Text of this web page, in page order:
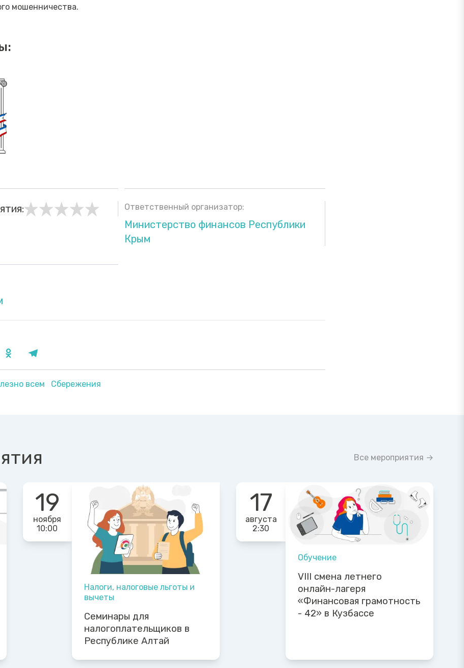
мошенничества.
Ответственный организатор:
Министерство финансов Республики
Крым
всем Сбережения
Все мероприятия →
19
ноября
10:00
Налоги, налоговые льготы и
вычеты
Семинары для
налогоплательщиков в
Республике Алтай
17
августа
2:30
Обучение
VIII смена летнего
онлайн-лагеря
«Финансовая грамотность
- 42» в Кузбассе